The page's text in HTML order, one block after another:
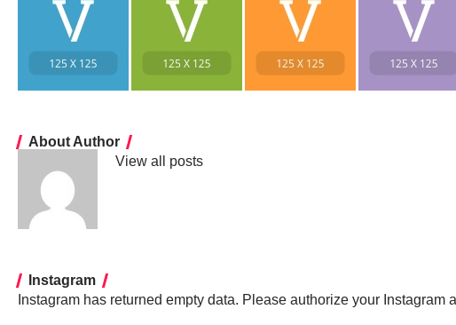
About Author
View all posts
Instagram
Instagram has returned empty data. Please authorize your Instagram